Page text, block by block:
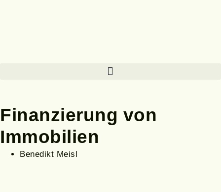
Finanzierung von
Immobilien
Benedikt Meisl